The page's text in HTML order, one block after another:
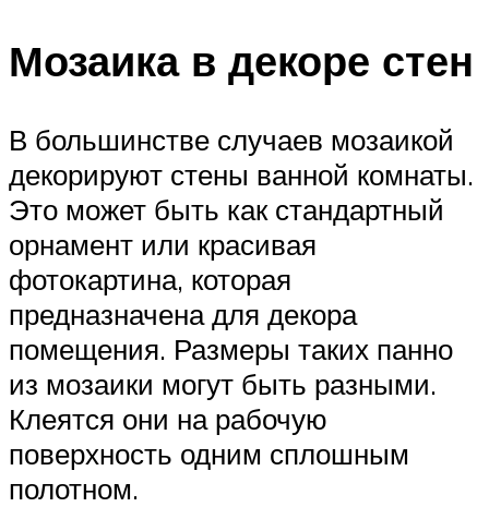
Мозаика в декоре стен
В большинстве случаев мозаикой
декорируют стены ванной комнаты.
Это может быть как стандартный
орнамент или красивая
фотокартина, которая
предназначена для декора
помещения. Размеры таких панно
из мозаики могут быть разными.
Клеятся они на рабочую
поверхность одним сплошным
полотном.